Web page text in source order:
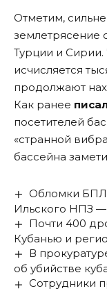
Отметим,
землетрясение
Турции и
исчисляется
продолжают
Как ранее писал
посетителей
«странной
бассейна
Обломки
Ильского НПЗ —
Почти 400
Кубанью и
В
об убийстве
Сотрудники